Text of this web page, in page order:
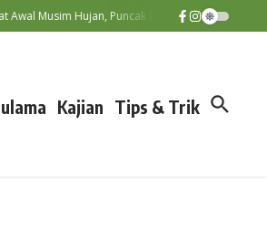
Musim Hujan, Puncak El Nino Terjadi
Kajian Tips & Trik